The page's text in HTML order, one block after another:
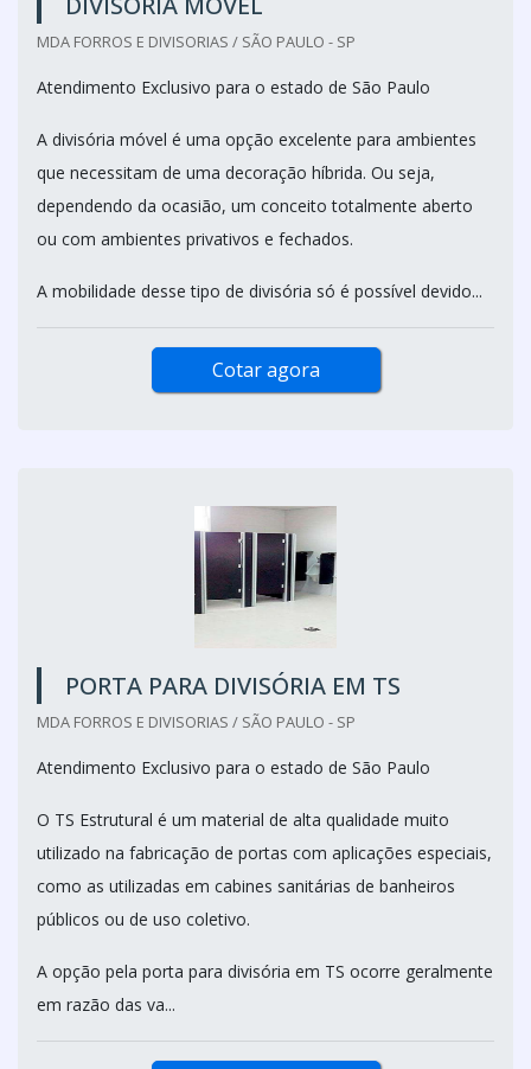
MDA FORROS E DIVISORIAS / SÃO PAULO - SP
Atendimento Exclusivo para o estado de São Paulo
A divisória móvel é uma opção excelente para ambientes
que necessitam de uma decoração híbrida. Ou seja,
dependendo da ocasião, um conceito totalmente aberto
ou com ambientes privativos e fechados.
A mobilidade desse tipo de divisória só é possível devido...
Cotar agora
PORTA PARA DIVISÓRIA EM TS
MDA FORROS E DIVISORIAS / SÃO PAULO - SP
Atendimento Exclusivo para o estado de São Paulo
O TS Estrutural é um material de alta qualidade muito
utilizado na fabricação de portas com aplicações especiais,
como as utilizadas em cabines sanitárias de banheiros
públicos ou de uso coletivo.
A opção pela porta para divisória em TS ocorre geralmente
em razão das va...